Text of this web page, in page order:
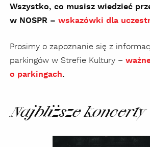
Wszystko, co musisz wiedzieć
w NOSPR – wskazówki dla
Prosimy o zapoznanie się z
parkingów w Strefie Kultury –
o parkingach.
Najbliższe koncerty